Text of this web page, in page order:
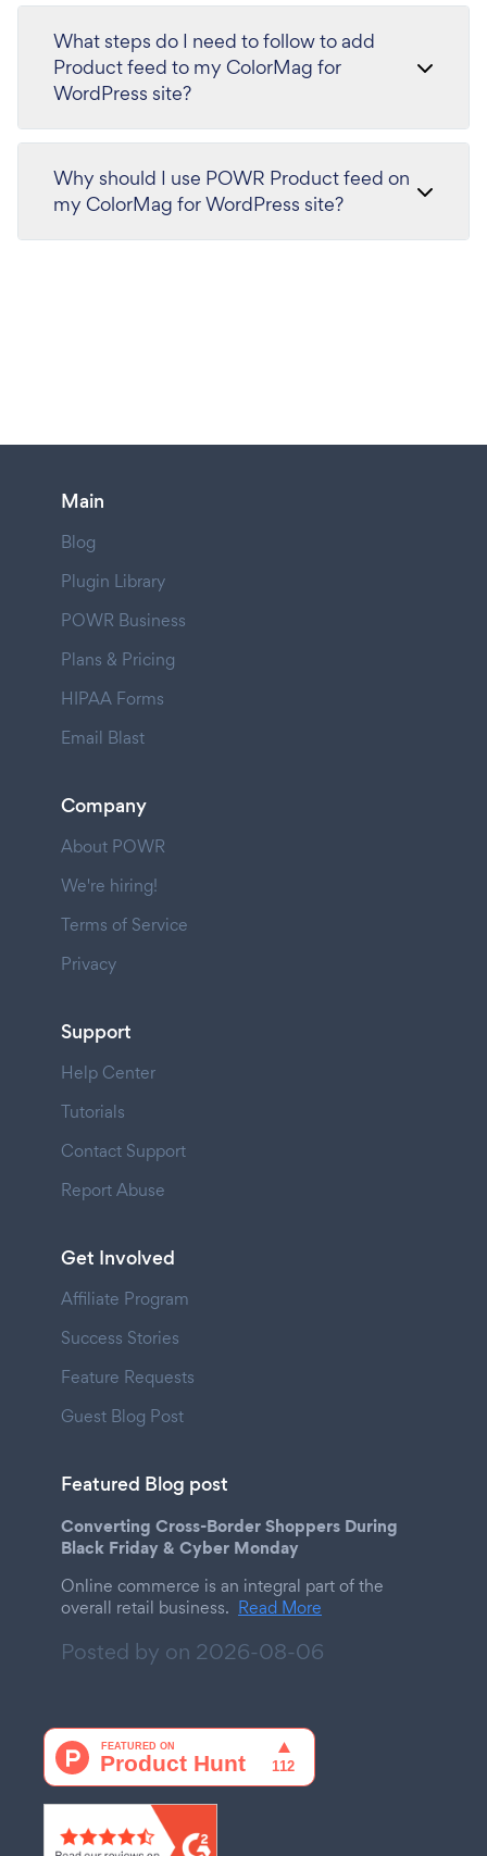
What steps do I need to follow to add
Product feed to my ColorMag for
WordPress site?
Why should I use POWR Product feed on
my ColorMag for WordPress site?
Main
Blog
Plugin Library
POWR Business
Plans & Pricing
HIPAA Forms
Email Blast
Company
About POWR
We're hiring!
Terms of Service
Privacy
Support
Help Center
Tutorials
Contact Support
Report Abuse
Get Involved
Affiliate Program
Success Stories
Feature Requests
Guest Blog Post
Featured Blog post
Converting Cross-Border Shoppers During
Black Friday & Cyber Monday
Online commerce is an integral part of the
overall retail business. Read More
Posted by on 2026-08-06